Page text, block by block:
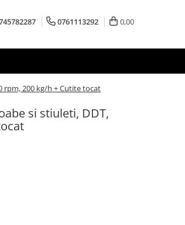
0761113292 0,00
rpm, 200 kg/h + Cutite tocat
si stiuleti, DDT,